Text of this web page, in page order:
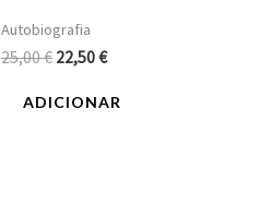
Autobiografia
25,00€ 22,50€
ADICIONAR